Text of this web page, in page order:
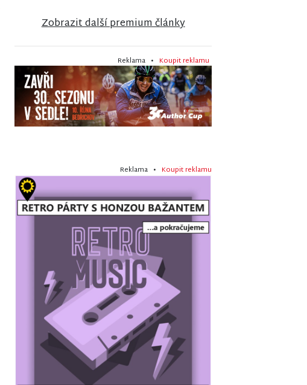
Zobrazit další premium články
Reklama • Koupit reklamu
Reklama • Koupit reklamu